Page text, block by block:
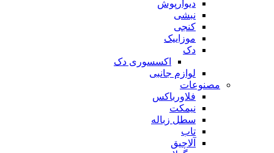
دیوارپوش
نبشی
کنجی
موزاییک
دک
اکسسوری دک
لوازم جانبی
مصنوعات
فلاورباکس
نیمکت
سطل زباله
تاب
آلاچیق